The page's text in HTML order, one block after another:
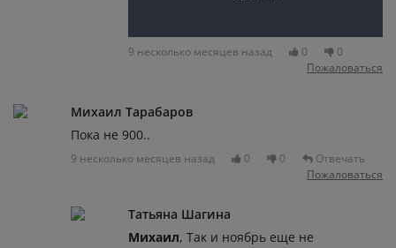
9 несколько месяцев назад 0
0
Пожаловаться
Михаил Тарабаров
Пока не 900..
9 несколько месяцев назад 0 0
Отвечать
Пожаловаться
Татьяна Шагина
Михаил, Так и ноябрь еще не